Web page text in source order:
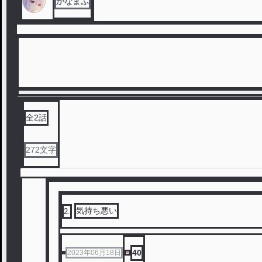
全2話
272文字
2 気持ち悪い
2023年06月18日 40